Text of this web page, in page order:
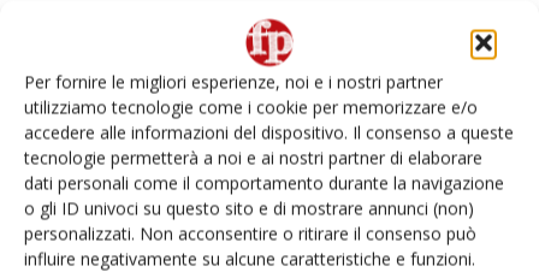
Per fornire le migliori esperienze, noi e i nostri partner
utilizziamo tecnologie come i cookie per memorizzare e/o
accedere alle informazioni del dispositivo. Il consenso a queste
tecnologie permetterà a noi e ai nostri partner di elaborare
dati personali come il comportamento durante la navigazione
o gli ID univoci su questo sito e di mostrare annunci (non)
personalizzati. Non acconsentire o ritirare il consenso può
influire negativamente su alcune caratteristiche e funzioni.
I più visti
Spazio Conad: continua la conversione dei punti di
vendita
Non è una susina: è Metis… e può rivoluzionare la
categoria